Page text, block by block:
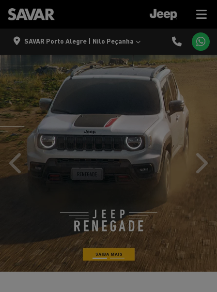
SAVAR Porto Alegre | Nilo Peçanha
templates.template-